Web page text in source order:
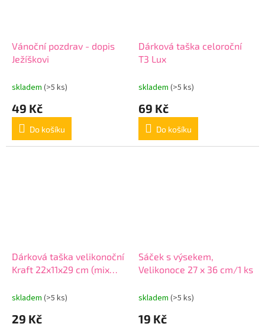
Vánoční pozdrav - dopis
Ježíškovi
skladem (>5 ks)
49 Kč
Do košíku
Dárková taška celoroční
T3 Lux
skladem (>5 ks)
69 Kč
Do košíku
Dárková taška velikonoční
Kraft 22x11x29 cm (mix
skladem (>5 ks)
29 Kč
Sáček s výsekem,
Velikonoce 27 x 36 cm/1 ks
skladem (>5 ks)
19 Kč